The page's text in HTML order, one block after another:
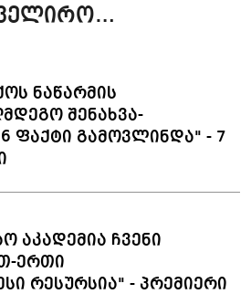
ნაწარმის
შენახვა-
ფაქტი გამოვლინდა" - 7
აკადემია ჩვენი
ერთი
რესურსია" - პრემიერი